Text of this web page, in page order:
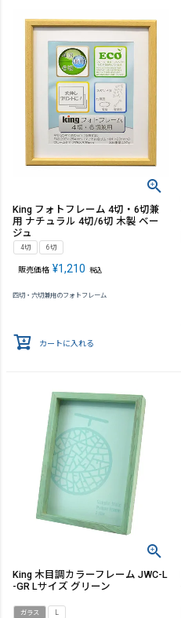
King フォトフレーム 4切・6切兼
用 ナチュラル 4切/6切 木製 ベー
ジュ
4切 6切
販売価格 ¥1,210 税込
四切・六切兼用のフォトフレーム
カートに入れる
King 木目調カラーフレーム JWC-L
-GR Lサイズ グリーン
ガラス